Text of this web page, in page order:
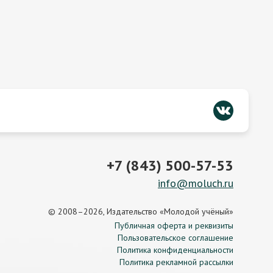
+7 (843) 500-57-53
info@moluch.ru
© 2008–2026, Издательство «Молодой учёный»
Публичная оферта и реквизиты
Пользовательское соглашение
Политика конфиденциальности
Политика рекламной рассылки